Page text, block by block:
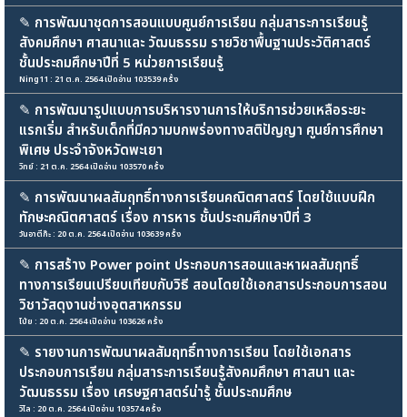
✎ การพัฒนาชุดการสอนแบบศูนย์การเรียน กลุ่มสาระการเรียนรู้
สังคมศึกษา ศาสนาและ วัฒนธรรม รายวิชาพื้นฐานประวัติศาสตร์
ชั้นประถมศึกษาปีที่ 5 หน่วยการเรียนรู้
Ning11 : 21 ต.ค. 2564 เปิดอ่าน 103539 ครั้ง
✎ การพัฒนารูปแบบการบริหารงานการให้บริการช่วยเหลือระยะ
แรกเริ่ม สำหรับเด็กที่มีความบกพร่องทางสติปัญญา ศูนย์การศึกษา
พิเศษ ประจำจังหวัดพะเยา
วิทย์ : 21 ต.ค. 2564 เปิดอ่าน 103570 ครั้ง
✎ การพัฒนาผลสัมฤทธิ์ทางการเรียนคณิตศาสตร์ โดยใช้แบบฝึก
ทักษะคณิตศาสตร์ เรื่อง การหาร ชั้นประถมศึกษาปีที่ 3
วันอาตีก๊ะ : 20 ต.ค. 2564 เปิดอ่าน 103639 ครั้ง
✎ การสร้าง Power point ประกอบการสอนและหาผลสัมฤทธิ์
ทางการเรียนเปรียบเทียบกับวิธี สอนโดยใช้เอกสารประกอบการสอน
วิชาวัสดุงานช่างอุตสาหกรรม
โบ้ย : 20 ต.ค. 2564 เปิดอ่าน 103626 ครั้ง
✎ รายงานการพัฒนาผลสัมฤทธิ์ทางการเรียน โดยใช้เอกสาร
ประกอบการเรียน กลุ่มสาระการเรียนรู้สังคมศึกษา ศาสนา และ
วัฒนธรรม เรื่อง เศรษฐศาสตร์น่ารู้ ชั้นประถมศึกษ
วิไล : 20 ต.ค. 2564 เปิดอ่าน 103574 ครั้ง